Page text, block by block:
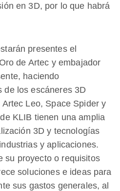
en 3D, por lo que habrá
presentes el
de Artec y embajador
haciendo
de los escáneres 3D
Leo, Space Spider y
KLIB tienen una amplia
3D y tecnologías
y aplicaciones.
su proyecto o requisitos
soluciones e ideas para
sus gastos generales, al